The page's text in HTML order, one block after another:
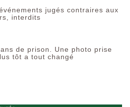
jugés contraires aux
interdits
de prison. Une photo prise
tôt a tout changé